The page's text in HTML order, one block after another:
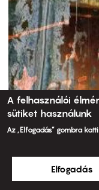
A felhasználói
sütiket használunk
Az „Elfogadás” gombra
Elfogadás